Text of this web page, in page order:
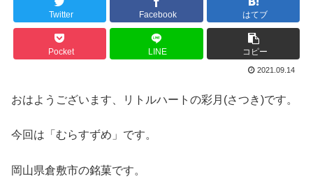
Twitter Facebook はてブ
Pocket LINE コピー
2021.09.14
おはようございます、リトルハートの彩月(さつき)です。
今回は「むらすずめ」です。
岡山県倉敷市の銘菓です。